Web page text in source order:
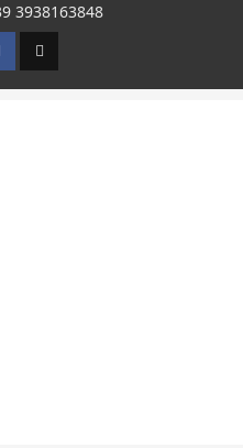
3938163848
TikTok